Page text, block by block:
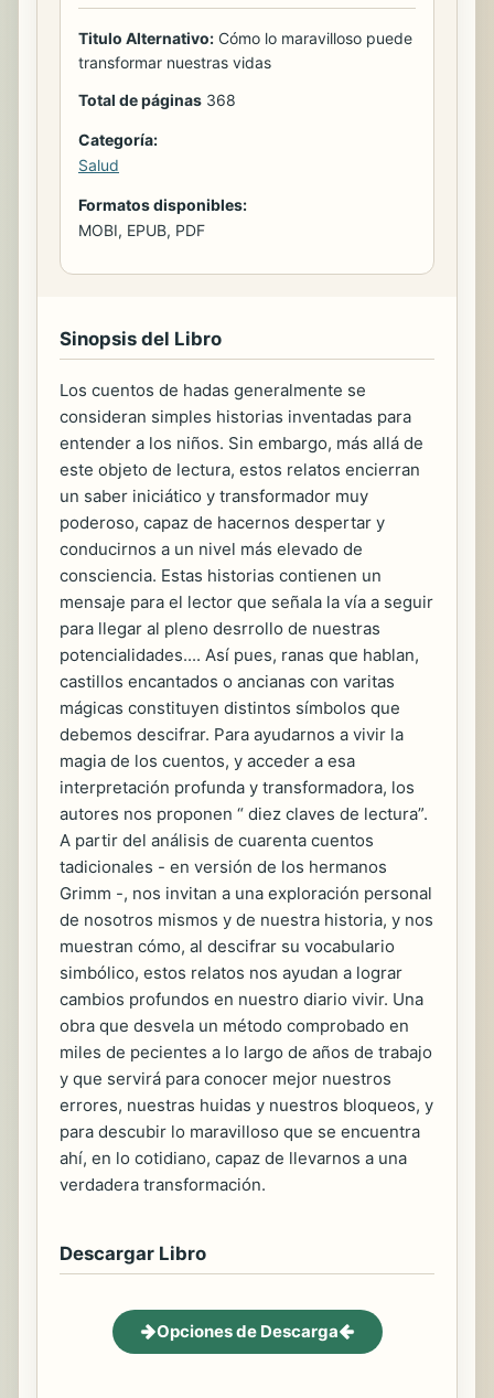
Titulo Alternativo: Cómo lo maravilloso puede
transformar nuestras vidas
Total de páginas 368
Categoría:
Salud
Formatos disponibles:
MOBI, EPUB, PDF
Sinopsis del Libro
Los cuentos de hadas generalmente se
consideran simples historias inventadas para
entender a los niños. Sin embargo, más allá de
este objeto de lectura, estos relatos encierran
un saber iniciático y transformador muy
poderoso, capaz de hacernos despertar y
conducirnos a un nivel más elevado de
consciencia. Estas historias contienen un
mensaje para el lector que señala la vía a seguir
para llegar al pleno desrrollo de nuestras
potencialidades.... Así pues, ranas que hablan,
castillos encantados o ancianas con varitas
mágicas constituyen distintos símbolos que
debemos descifrar. Para ayudarnos a vivir la
magia de los cuentos, y acceder a esa
interpretación profunda y transformadora, los
autores nos proponen “ diez claves de lectura”.
A partir del análisis de cuarenta cuentos
tadicionales - en versión de los hermanos
Grimm -, nos invitan a una exploración personal
de nosotros mismos y de nuestra historia, y nos
muestran cómo, al descifrar su vocabulario
simbólico, estos relatos nos ayudan a lograr
cambios profundos en nuestro diario vivir. Una
obra que desvela un método comprobado en
miles de pecientes a lo largo de años de trabajo
y que servirá para conocer mejor nuestros
errores, nuestras huidas y nuestros bloqueos, y
para descubir lo maravilloso que se encuentra
ahí, en lo cotidiano, capaz de llevarnos a una
verdadera transformación.
Descargar Libro
Opciones de Descarga